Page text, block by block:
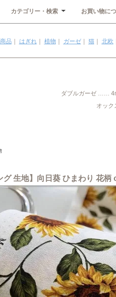
カテゴリー・検索 お買い物に
品 はぎれ｜ 植物 ガーゼ｜ 猫｜ 北欧
ダブルガーゼ ……
オッ
グ 生地】向日葵 ひまわり 花